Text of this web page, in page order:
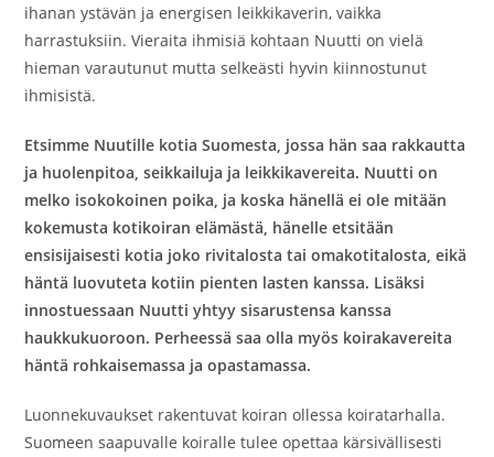
ihanan ystävän ja energisen leikkikaverin, vaikka
harrastuksiin. Vieraita ihmisiä kohtaan Nuutti on vielä
hieman varautunut mutta selkeästi hyvin kiinnostunut
ihmisistä.
Etsimme Nuutille kotia Suomesta, jossa hän saa rakkautta
ja huolenpitoa, seikkailuja ja leikkikavereita. Nuutti on
melko isokokoinen poika, ja koska hänellä ei ole mitään
kokemusta kotikoiran elämästä, hänelle etsitään
ensisijaisesti kotia joko rivitalosta tai omakotitalosta, eikä
häntä luovuteta kotiin pienten lasten kanssa. Lisäksi
innostuessaan Nuutti yhtyy sisarustensa kanssa
haukkukuoroon. Perheessä saa olla myös koirakavereita
häntä rohkaisemassa ja opastamassa.
Luonnekuvaukset rakentuvat koiran ollessa koiratarhalla.
Suomeen saapuvalle koiralle tulee opettaa kärsivällisesti